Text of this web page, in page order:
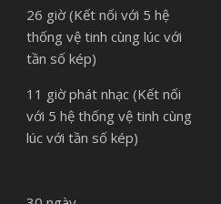
26 giờ (Kết nối với 5 hệ
thống vệ tinh cùng lúc với
tần số kép)
11 giờ phát nhạc (Kết nối
với 5 hệ thống vệ tinh cùng
lúc với tần số kép)